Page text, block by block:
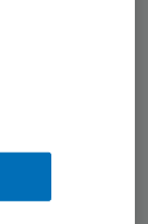
in een